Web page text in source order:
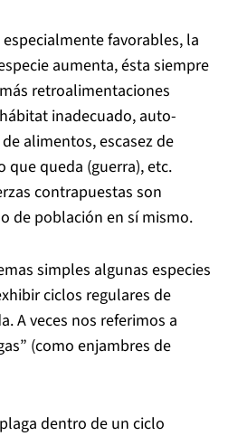
favorables, la
aumenta, ésta siempre
retroalimentaciones
inadecuado, auto-
alimentos, escasez de
queda (guerra), etc.
contrapuestas son
de población en sí mismo.
simples algunas especies
ciclos regulares de
A veces nos referimos a
(como enjambres de
dentro de un ciclo